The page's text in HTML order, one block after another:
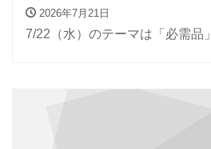
2026年7月21日
7/22（水）のテーマは「必需品」